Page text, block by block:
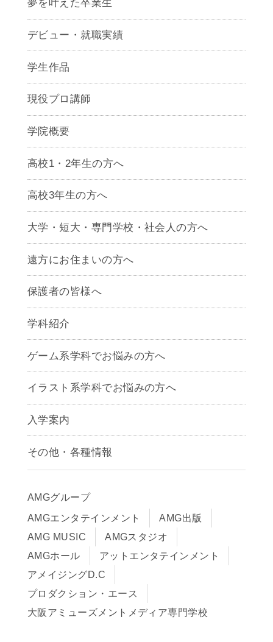
夢を叶えた卒業生
デビュー・就職実績
学生作品
現役プロ講師
学院概要
高校1・2年生の方へ
高校3年生の方へ
大学・短大・専門学校・社会人の方へ
遠方にお住まいの方へ
保護者の皆様へ
学科紹介
ゲームクリエイター学科
CG学科
アニメーション学科
声優学科
ゲーム系学科でお悩みの方へ
イラスト系学科でお悩みの方へ
入学案内
募集要項
早期出願制度・AOエントリー
入学までの流れ
学費サポート・各種制度
学費について
Q&A
その他・各種情報
アクセス
サイトポリシー
在校生・保護者の方へ
卒業生の皆様へ
AMGグループ
AMGエンタテインメント
AMG出版
AMG MUSIC
AMGスタジオ
AMGホール
アットエンタテインメント
アメイジングD.C
プロダクション・エース
大阪アミューズメントメディア専門学校